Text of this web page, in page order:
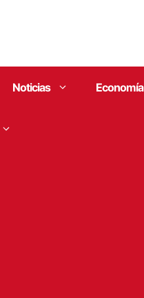
Noticias Economía